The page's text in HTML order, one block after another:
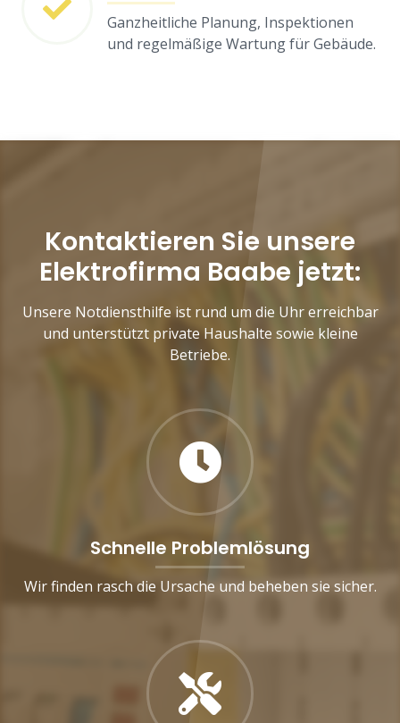
Ganzheitliche Planung, Inspektionen
und regelmäßige Wartung für Gebäude.
Kontaktieren Sie unsere
Elektrofirma Baabe jetzt:
Unsere Notdiensthilfe ist rund um die Uhr erreichbar
und unterstützt private Haushalte sowie kleine
Betriebe.
Schnelle Problemlösung
Wir finden rasch die Ursache und beheben sie sicher.